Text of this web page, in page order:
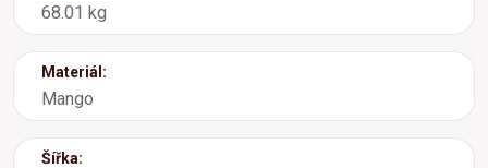
68.01 kg
Materiál:
Mango
Šířka: